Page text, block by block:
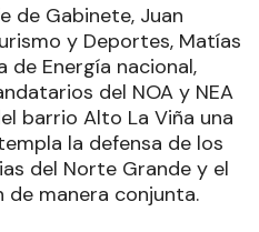
de Gabinete, Juan
y Deportes, Matías
de Energía nacional,
del NOA y NEA
barrio Alto La Viña una
la defensa de los
del Norte Grande y el
manera conjunta.